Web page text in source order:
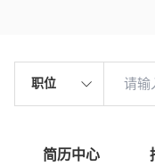
职位
简历中心